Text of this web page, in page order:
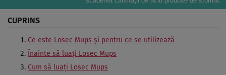
CUPRINS
Ce este Losec Mups şi pentru ce se utilizează
Înainte să luaţi Losec Mups
Cum să luaţi Losec Mups